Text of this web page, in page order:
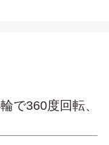
で360度回転、